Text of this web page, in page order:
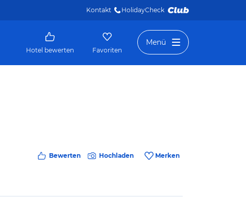
Kontakt HolidayCheck
Hotel bewerten Favoriten
Menü
Bewerten Hochladen Merken